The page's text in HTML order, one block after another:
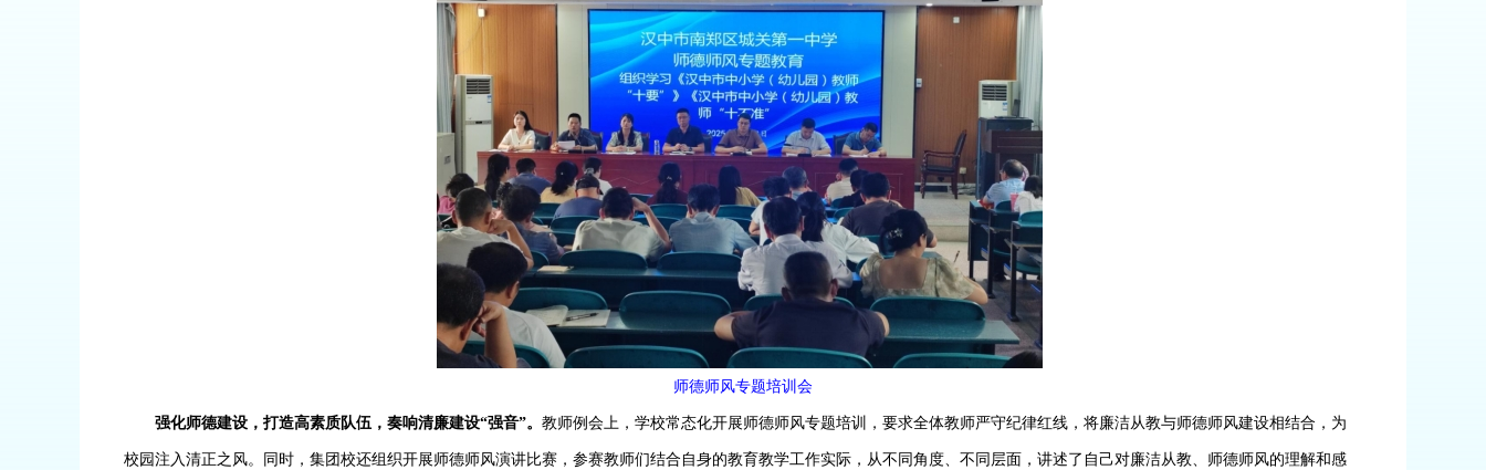
师德师风专题培训 会
强化师德建设，打造高素质队伍，奏响清廉建设“强音”。教师例会上，学校常态化开展师德师风专题培训，要求全体教师严守纪律红线，将廉洁从教与师德师风建设相结合，为
校园注入清正之风。同时，集团校还组织开展师德师风演讲比赛，参赛教师们结合自身的教育教学工作实际，从不同角度、不同层面，讲述了自己对廉洁从教、师德师风的理解和感